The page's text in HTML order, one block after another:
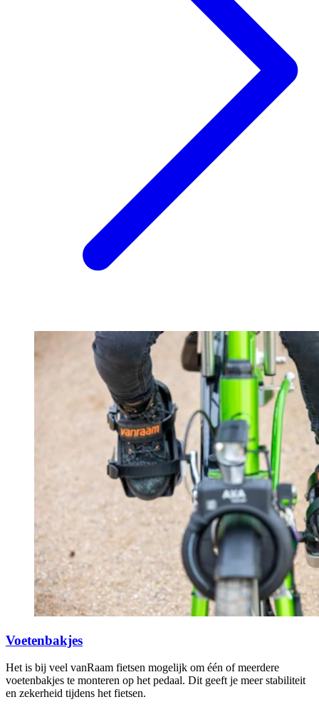
Voetenbakjes
Het is bij veel vanRaam fietsen mogelijk om één of meerdere
voetenbakjes te monteren op het pedaal. Dit geeft je meer stabiliteit
en zekerheid tijdens het fietsen.